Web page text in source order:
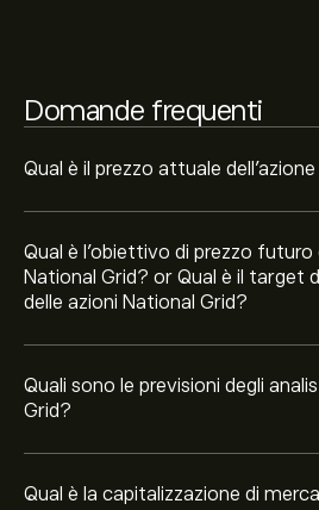
Domande frequenti
Qual è il prezzo attuale
Qual è l'obiettivo di prezzo futuro
National Grid? or Qual è il target
delle azioni National Grid?
Quali sono le previsioni degli
Grid?
Qual è la capitalizzazione di
Sulla base delle raccomandazioni
Moderato.